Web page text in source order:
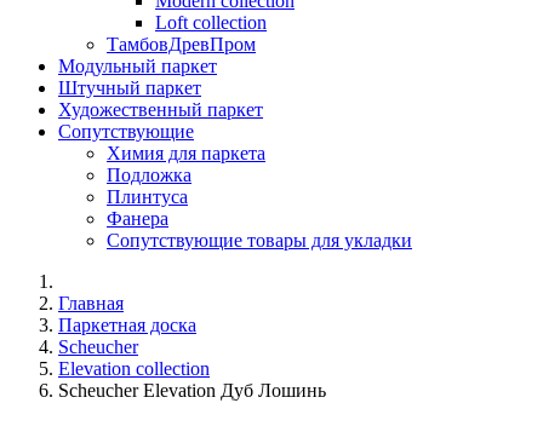
Loft collection
ТамбовДревПром
Модульный паркет
Штучный паркет
Художественный паркет
Сопутствующие
Химия для паркета
Подложка
Плинтуса
Фанера
Сопутствующие товары для укладки
Главная
Паркетная доска
Scheucher
Elevation collection
Scheucher Elevation Дуб Лошинь